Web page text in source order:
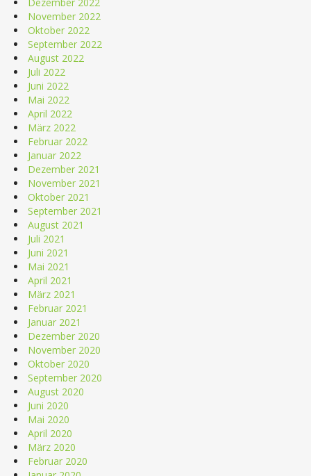
Dezember 2022
November 2022
Oktober 2022
September 2022
August 2022
Juli 2022
Juni 2022
Mai 2022
April 2022
März 2022
Februar 2022
Januar 2022
Dezember 2021
November 2021
Oktober 2021
September 2021
August 2021
Juli 2021
Juni 2021
Mai 2021
April 2021
März 2021
Februar 2021
Januar 2021
Dezember 2020
November 2020
Oktober 2020
September 2020
August 2020
Juni 2020
Mai 2020
April 2020
März 2020
Februar 2020